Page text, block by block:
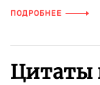
ПОДРОБНЕЕ
Цитаты